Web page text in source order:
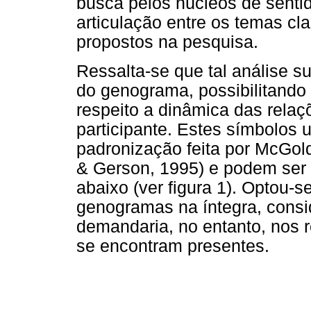
articulação entre os temas
propostos na pesquisa.
Ressalta-se que tal análise
do genograma,
respeito a dinâmica das
participante. Estes símbolos
padronização feita por
& Gerson, 1995) e podem
abaixo (ver figura 1). Optou-
genogramas na íntegra,
demandaria, no entanto, nos
se encontram presentes.